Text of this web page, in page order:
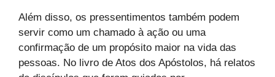
Além disso, os pressentimentos também podem
servir como um chamado à ação ou uma
confirmação de um propósito maior na vida das
pessoas. No livro de Atos dos Apóstolos, há relatos